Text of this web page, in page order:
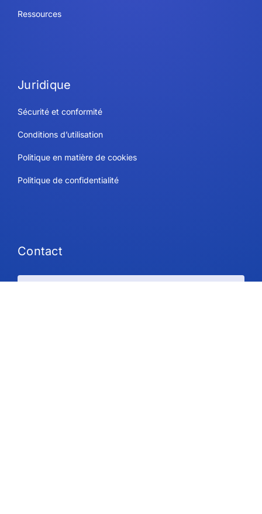
Ressources
Juridique
Sécurité et conformité
Conditions d’utilisation
Politique en matière de cookies
Politique de confidentialité
Contact